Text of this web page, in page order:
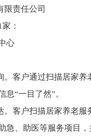
限责任公司
：
心
。客户通过扫描居家
息“一目了然”。
。客户扫描居家养老
急、助医等服务项目